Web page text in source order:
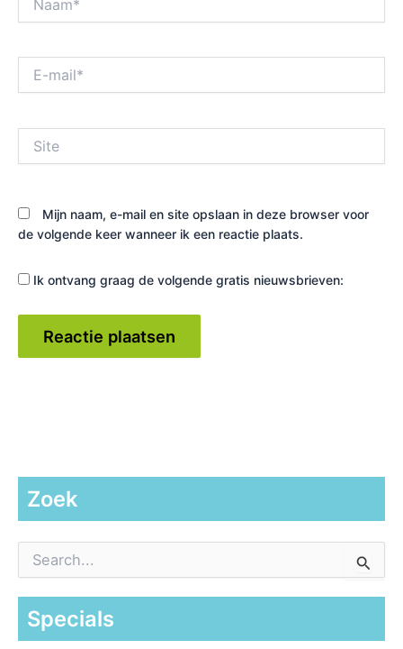
mail*
Mijn naam, e-mail en site opslaan in deze browser voor
de volgende keer wanneer ik een reactie plaats.
Ik ontvang graag de volgende gratis nieuwsbrieven:
Zoek
a
Specials